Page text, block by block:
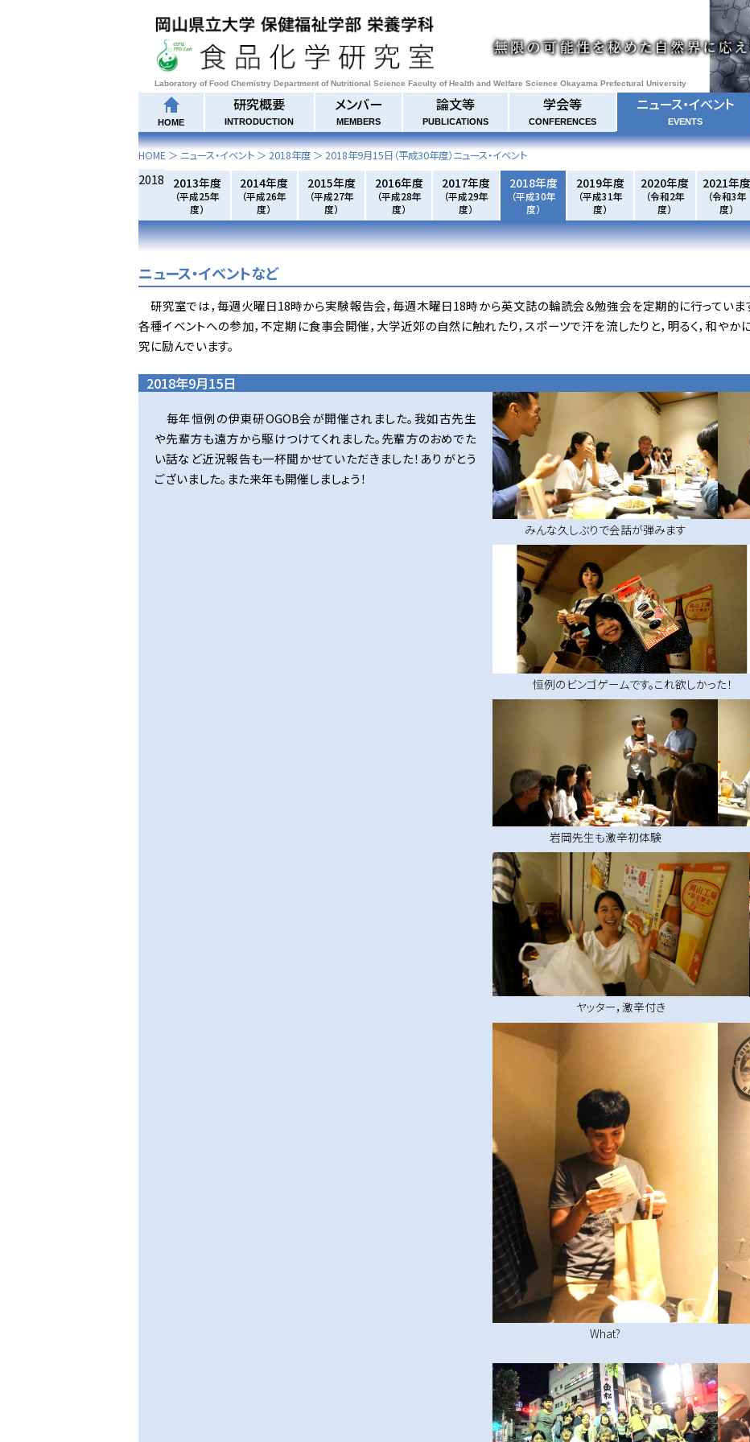
Laboratory of Food Chemistry Department of Nutritional Science Faculty of Health and Welfare Science Okayama Prefectural University
HOME
研究概要
INTRODUCTION
メンバー
MEMBERS
論文等
PUBLICATIONS
学会等
CONFERENCES
ニュース・イベント
EVENTS
HOME ＞ ニュース・イベント ＞ 2018年度 ＞ 2018年9月15日 （平成30年度）ニュース・イベント
2018 2013年度
（平成25年
度）
2014年度
（平成26年
度）
2015年度
（平成27年
度）
2016年度
（平成28年
度）
2017年度
（平成29年
度）
2018年度
（平成30年
度）
2019年度
（平成31年
度）
2020年度
（令和2年
度）
2021年度
（令和3年
度）
ニュース・イベントなど
研究室では，毎週火曜日18時から実験報告会，毎週木曜日18時から英文誌の輪読会＆勉強会を定期的に行っていま
各種イベントへの参加，不定期に食事会開催，大学近郊の自然に触れたり，スポーツで汗を流したりと，明るく，和やか
究に励んでいます。
2018年9月15日
毎年恒例の伊東研OGOB会が開催されました。我如古先生
や先輩方も遠方から駆けつけてくれました。先輩方のおめでた
い話など近況報告も一杯聞かせていただきました！ありがとう
ございました。また来年も開催しましょう！
みんな久しぶりで会話が弾みます
恒例のビンゴゲームです。これ欲しかった！
岩岡先生も激辛初体験
ヤッター，激辛付き
What?